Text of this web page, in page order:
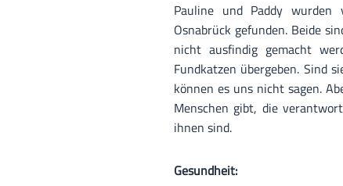
Pauline und Paddy
Osnabrück gefunden. Beide
nicht ausfindig gemacht
Fundkatzen übergeben. Sind
können es uns nicht sagen.
Menschen gibt, die
ihnen sind.
Gesundheit: